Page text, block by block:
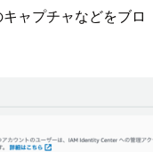
ャプチャなどをブロ